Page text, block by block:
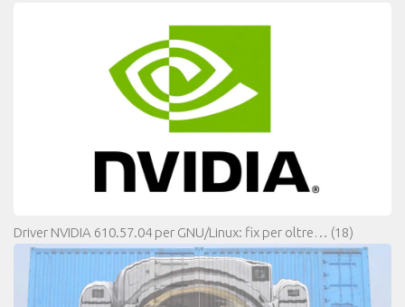
Driver NVIDIA 610.57.04 per GNU/Linux: fix per oltre… (18)